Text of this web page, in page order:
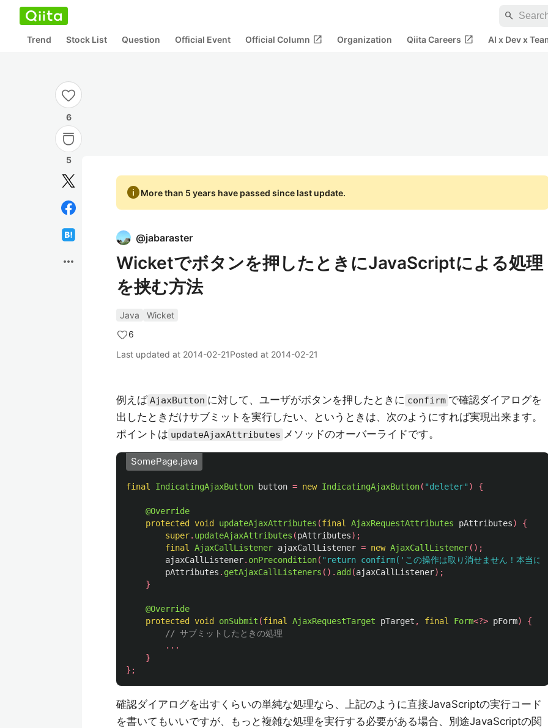
search
Trend Stock List Question Official Event Official Column open_in_new Organization Qiita Careers open_in_new AI x Dev x
6
5
more_horiz
infoMore than 5 years have passed since last update.
@jabaraster
Wicketでボタンを押したときにJavaScriptによる処理
を挟む方法
Java
Wicket
6
Last updated at 2014-02-21Posted at 2014-02-21
例えば AjaxButton に対して、ユーザがボタンを押したときに confirm で確認ダイアログを
出したときだけサブミットを実行したい、というときは、次のようにすれば実現出来ます。
ポイントは updateAjaxAttributes メソッドのオーバーライドです。
SomePage.java
final IndicatingAjaxButton button = new IndicatingAjaxButton( "deleter" ) {
@Override
protected
void updateAjaxAttributes (final AjaxRequestAttributes pAttributes)
{
super. updateAjaxAttributes (pAttributes);
final
AjaxCallListener ajaxCallListener = new AjaxCallListener();
ajaxCallListener. onPrecondition( "return confirm('この操作は取り消せません！本当に
pAttributes . getAjaxCallListeners (). add (ajaxCallListener);
}
@Override
protected
void onSubmit (final AjaxRequestTarget pTarget , final Form<?> pForm)
{
// サブミットしたときの処理
...
}
};
確認ダイアログを出すくらいの単純な処理なら、上記のように直接JavaScriptの実行コード
を書いてもいいですが、もっと複雑な処理を実行する必要がある場合、別途JavaScriptの関